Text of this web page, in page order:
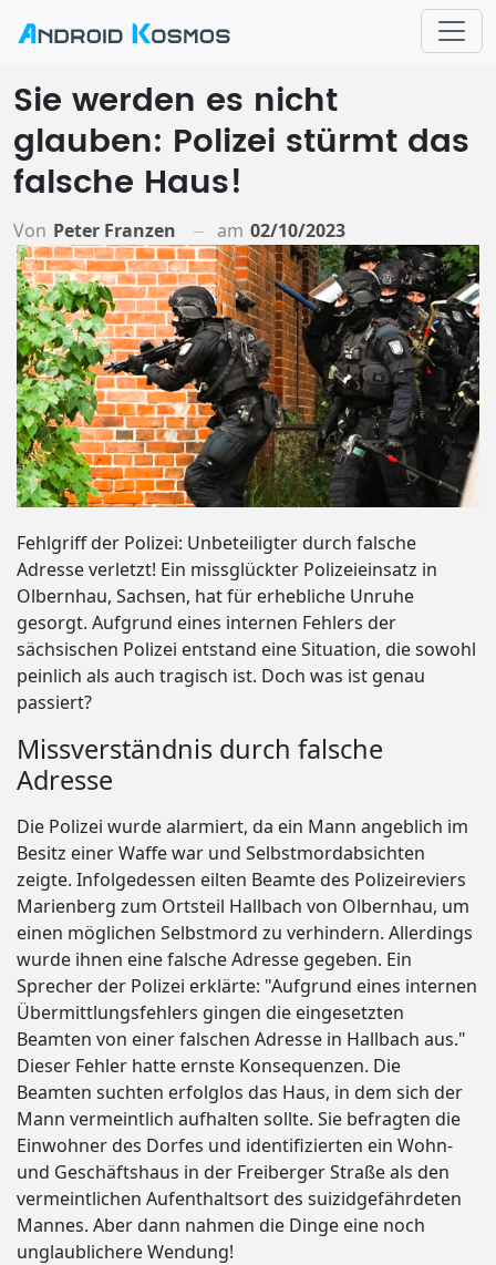
Sie werden es nicht
glauben: Polizei stürmt das
falsche Haus!
Von Peter Franzen am 02/10/2023
Fehlgriff der Polizei: Unbeteiligter durch falsche
Adresse verletzt! Ein missglückter Polizeieinsatz in
Olbernhau, Sachsen, hat für erhebliche Unruhe
gesorgt. Aufgrund eines internen Fehlers der
sächsischen Polizei entstand eine Situation, die sowohl
peinlich als auch tragisch ist. Doch was ist genau
passiert?
Missverständnis durch falsche
Adresse
Die Polizei wurde alarmiert, da ein Mann angeblich im
Besitz einer Waffe war und Selbstmordabsichten
zeigte. Infolgedessen eilten Beamte des Polizeireviers
Marienberg zum Ortsteil Hallbach von Olbernhau, um
einen möglichen Selbstmord zu verhindern. Allerdings
wurde ihnen eine falsche Adresse gegeben. Ein
Sprecher der Polizei erklärte: "Aufgrund eines internen
Übermittlungsfehlers gingen die eingesetzten
Beamten von einer falschen Adresse in Hallbach aus."
Dieser Fehler hatte ernste Konsequenzen. Die
Beamten suchten erfolglos das Haus, in dem sich der
Mann vermeintlich aufhalten sollte. Sie befragten die
Einwohner des Dorfes und identifizierten ein Wohn-
und Geschäftshaus in der Freiberger Straße als den
vermeintlichen Aufenthaltsort des suizidgefährdeten
Mannes. Aber dann nahmen die Dinge eine noch
unglaublichere Wendung!